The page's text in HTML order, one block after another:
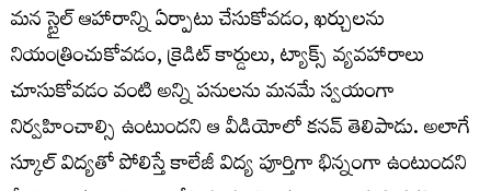
మన స్టైల్ ఆహారాన్ని ఏర్పాటు చేసుకోవడం, ఖర్చులను
నియంత్రించుకోవడం, క్రెడిట్ కార్డులు, ట్యాక్స్ వ్యవహారాలు
చూసుకోవడం వంటి అన్ని పనులను మనమే స్వయంగా
నిర్వహించాల్సి ఉంటుందని ఆ వీడియోలో కనవ్ తెలిపాడు. అలాగే
స్కూల్ విద్యతో పోలిస్తే కాలేజీ విద్య పూర్తిగా భిన్నంగా ఉంటుందని